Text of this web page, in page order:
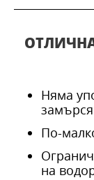
Няма
По-
на